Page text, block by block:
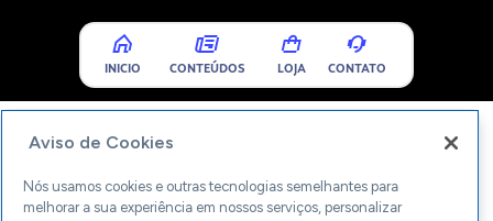
INICIO CONTEÚDOS LOJA CONTATO
Aviso de Cookies
Nós usamos cookies e outras tecnologias semelhantes para
melhorar a sua experiência em nossos serviços, personalizar